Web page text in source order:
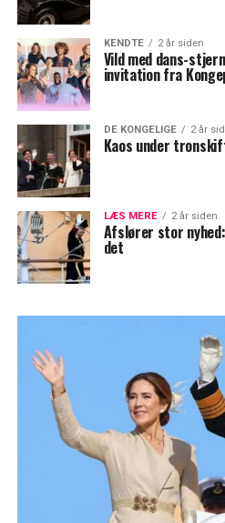
KENDTE 2 år siden
Vild med dans-
invitation fra
DE KONGELIGE 2 år
Kaos under
LÆS MERE 2 år siden
Afslører stor
det